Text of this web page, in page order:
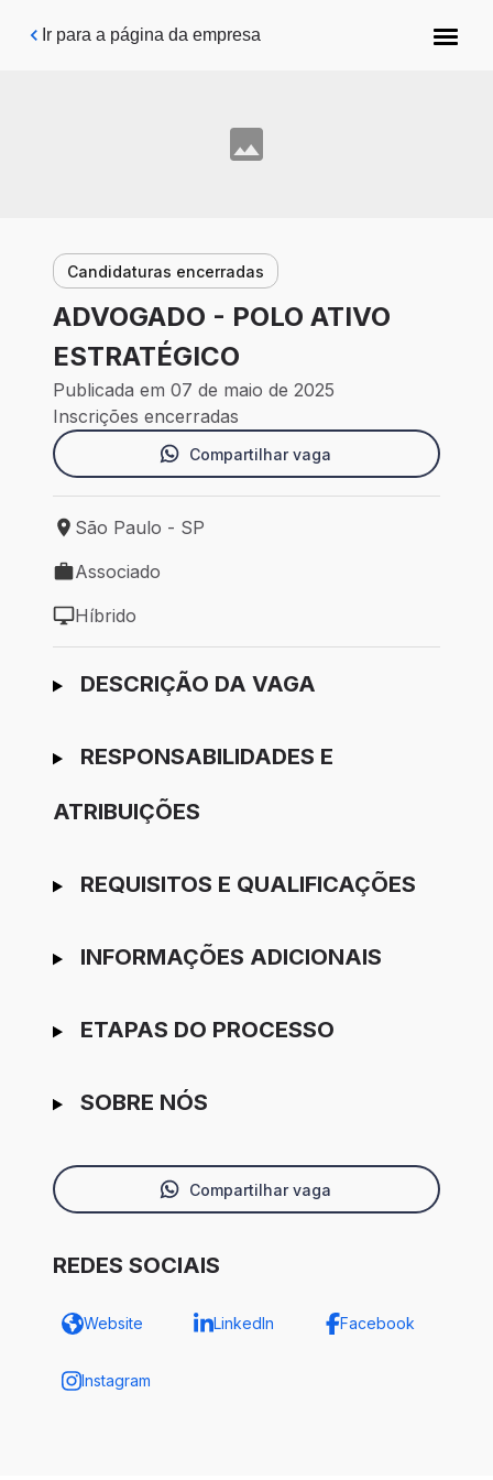
Pular para o conteúdo principal
Ir para a página da empresa
Candidaturas encerradas
ADVOGADO - POLO ATIVO
ESTRATÉGICO
Publicada em 07 de maio de 2025
Inscrições encerradas
Compartilhar vaga
Local de trabalho: São Paulo - SP
São Paulo - SP
Tipo de vaga: Associado
Associado
Modelo de trabalho: Híbrido
Híbrido
Ir para candidatura
DESCRIÇÃO DA VAGA
RESPONSABILIDADES E
ATRIBUIÇÕES
REQUISITOS E QUALIFICAÇÕES
INFORMAÇÕES ADICIONAIS
ETAPAS DO PROCESSO
SOBRE NÓS
Compartilhar vaga
REDES SOCIAIS
Website LinkedIn Facebook
Instagram